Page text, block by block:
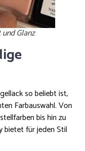
Glanz
so beliebt ist,
Farbauswahl. Von
bis hin zu
bietet für jeden Stil